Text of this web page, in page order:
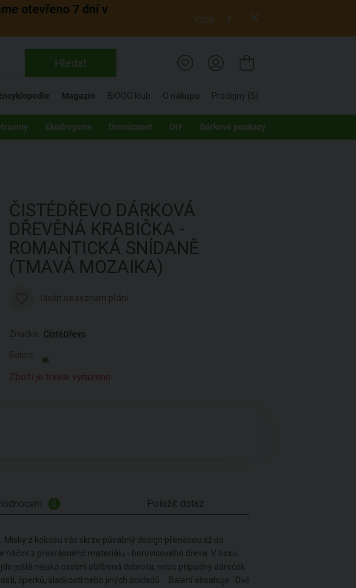
otevřeno 7 dní v
Více
Hledat
Magazín BiOOO klub O nákupu Prodejny (5)
Ekodrogerie Domácnost DIY Dárkové poukazy
ČISTÉDŘEVO DÁRKOVÁ
DŘEVĚNÁ KRABIČKA -
ROMANTICKÁ SNÍDANĚ
(TMAVÁ MOZAIKA)
ČistéDřevo
Zboží je trvale vyřazeno.
0 Položit dotaz
z kokosu vás skrze půvabný design přenesou až do
náčiní z překrásného materiálu - borovicového dřeva. V boxu
ještě nějaká osobní oblíbená dobrota, nebo případný dáreček.
šperků, sladkostí nebo jiných pokladů. Balení obsahuje: Dvě